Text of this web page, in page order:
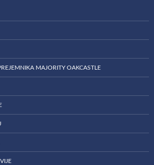
MAJORITY OAKCASTLE